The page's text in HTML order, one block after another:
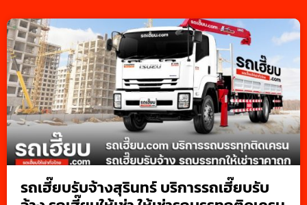
รถเฮี๊ยบรับจ้างสุรินทร์ บริการรถเฮี๊ยบรับ